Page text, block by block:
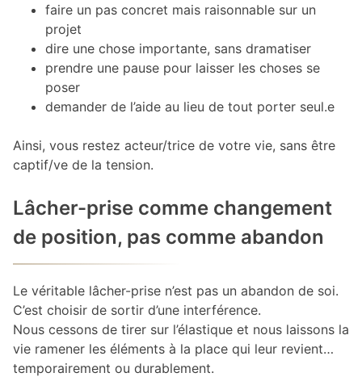
faire un pas concret mais raisonnable sur un
projet
dire une chose importante, sans dramatiser
prendre une pause pour laisser les choses se
poser
demander de l’aide au lieu de tout porter seul.e
Ainsi, vous restez acteur/trice de votre vie, sans être
captif/ve de la tension.
Lâcher-prise comme changement
de position, pas comme abandon
Le véritable lâcher-prise n’est pas un abandon de soi.
C’est choisir de sortir d’une interférence.
Nous cessons de tirer sur l’élastique et nous laissons la
vie ramener les éléments à la place qui leur revient…
temporairement ou durablement.